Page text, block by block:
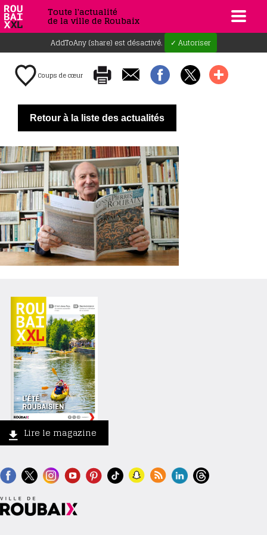
Toute l'actualité
de la ville de Roubaix
AddToAny (share) est désactivé. ✓ Autoriser
Coups de cœur
Retour à la liste des actualités
Lire le magazine